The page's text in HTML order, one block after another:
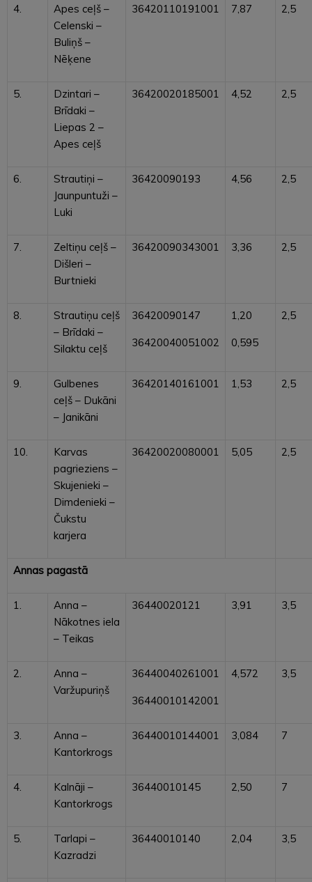
4.
Apes ceļš –
Celenski –
Buliņš –
Nēķene
36420110191001 7,87 2,5
5.
Dzintari –
Brīdaki –
Liepas 2 –
Apes ceļš
36420020185001 4,52 2,5
6.
Strautiņi –
Jaunpuntuži –
Luki
36420090193 4,56 2,5
7.
Zeltiņu ceļš –
Dišleri –
Burtnieki
36420090343001 3,36 2,5
8.
Strautiņu ceļš
– Brīdaki –
Silaktu ceļš
36420090147
36420040051002
1,20
0,595
2,5
9.
Gulbenes
ceļš – Dukāni
– Janikāni
36420140161001 1,53 2,5
10.
Karvas
pagrieziens –
Skujenieki –
Dimdenieki –
Čukstu
karjera
36420020080001 5,05 2,5
Annas pagastā
1.
Anna –
Nākotnes iela
– Teikas
36440020121 3,91 3,5
2.
Anna –
Varžupuriņš
36440040261001
36440010142001
4,572 3,5
3.
Anna –
Kantorkrogs
36440010144001 3,084 7
4.
Kalnāji –
Kantorkrogs
36440010145 2,50 7
5.
Tarlapi –
Kazradzi
36440010140 2,04 3,5